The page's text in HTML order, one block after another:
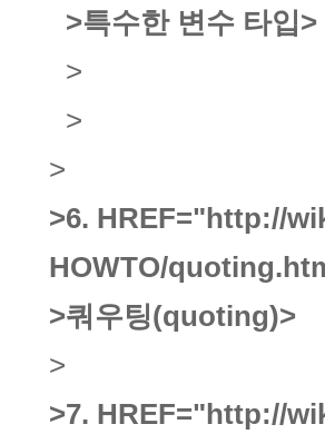
>특수한 변수 타입>
>
>
>
>6. HREF="http://
HOWTO/
>쿼우팅(quoting)>
>
>7. HREF="http://